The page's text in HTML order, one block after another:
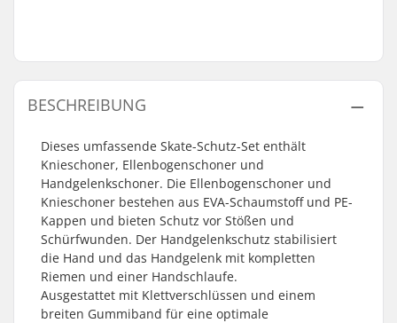
BESCHREIBUNG
Dieses umfassende Skate-Schutz-Set enthält
Knieschoner, Ellenbogenschoner und
Handgelenkschoner. Die Ellenbogenschoner und
Knieschoner bestehen aus EVA-Schaumstoff und PE-
Kappen und bieten Schutz vor Stößen und
Schürfwunden. Der Handgelenkschutz stabilisiert
die Hand und das Handgelenk mit kompletten
Riemen und einer Handschlaufe.
Ausgestattet mit Klettverschlüssen und einem
breiten Gummiband für eine optimale